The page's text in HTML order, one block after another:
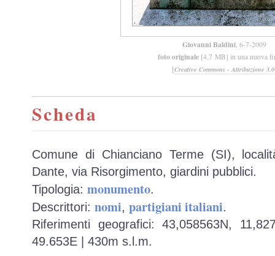
Giovanni Baldini, 6-7-2009
foto originale [4,7 MB] in una nuova
[Creative Commons - Attribuzione 3.0
Scheda
Comune di Chianciano Terme (SI),
Dante, via Risorgimento, giardini pubblici.
Tipologia: monumento.
Descrittori: nomi, partigiani italiani.
Riferimenti geografici: 43,058563N,
49.653E | 430m s.l.m.